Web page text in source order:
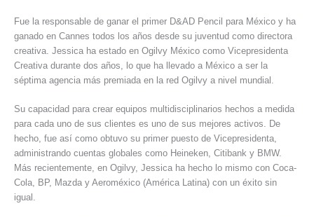
Fue la responsable de ganar el primer D&AD Pencil para México y ha
ganado en Cannes todos los años desde su juventud como directora
creativa. Jessica ha estado en Ogilvy México como Vicepresidenta
Creativa durante dos años, lo que ha llevado a México a ser la
séptima agencia más premiada en la red Ogilvy a nivel mundial.
Su capacidad para crear equipos multidisciplinarios hechos a medida
para cada uno de sus clientes es uno de sus mejores activos. De
hecho, fue así como obtuvo su primer puesto de Vicepresidenta,
administrando cuentas globales como Heineken, Citibank y BMW.
Más recientemente, en Ogilvy, Jessica ha hecho lo mismo con Coca-
Cola, BP, Mazda y Aeroméxico (América Latina) con un éxito sin
igual.